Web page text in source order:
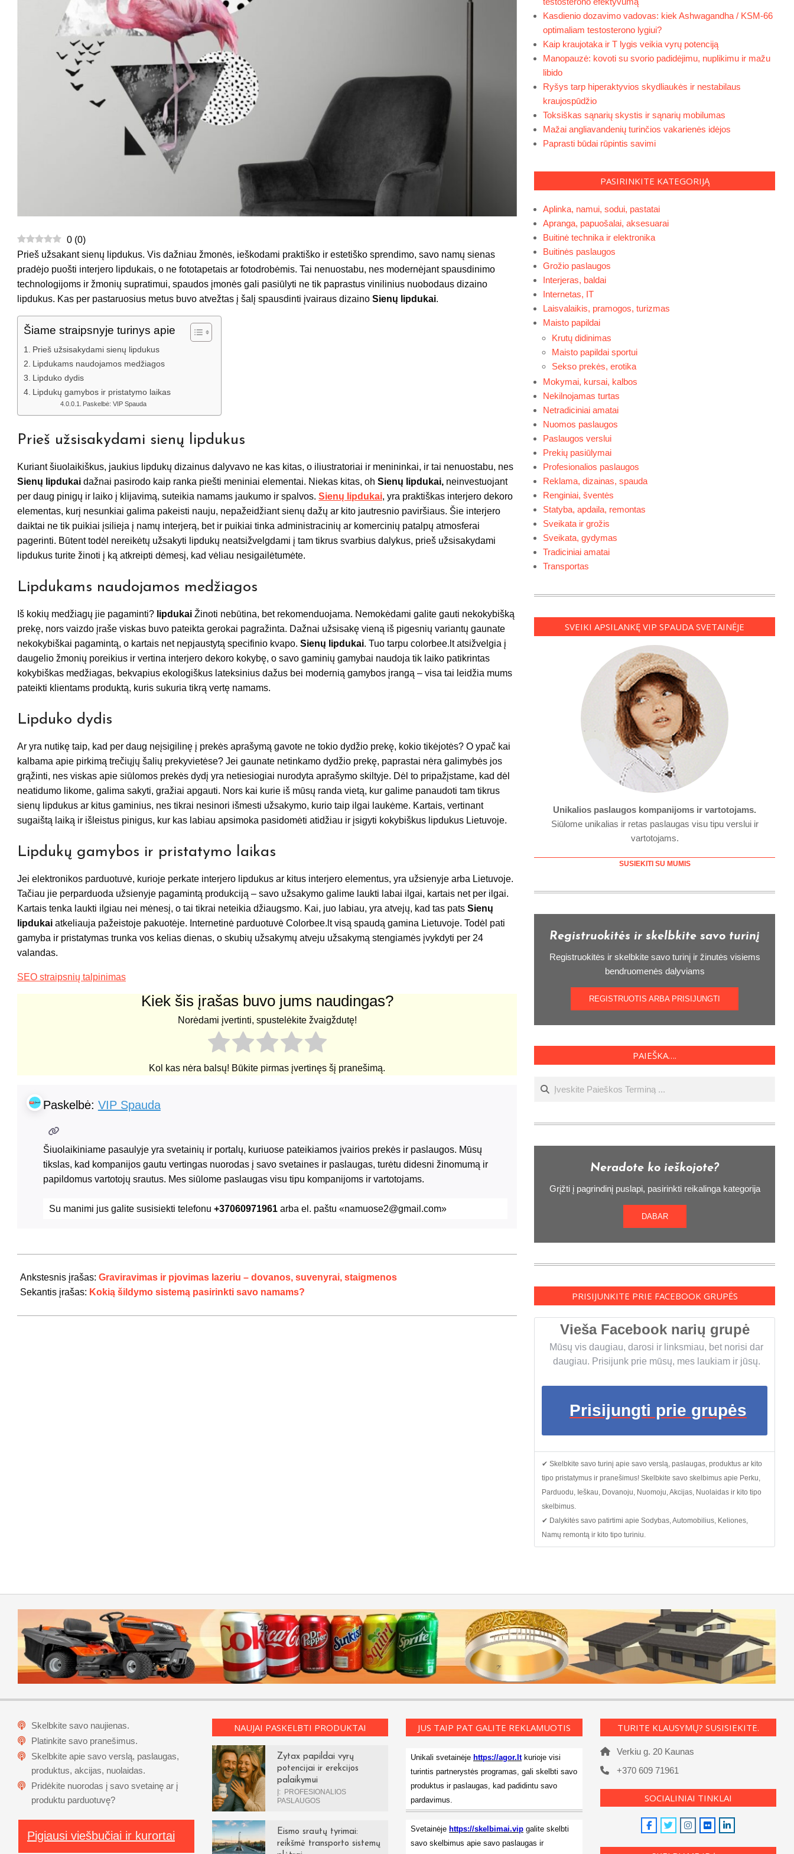
0 (0)
Prieš užsakant sienų lipdukus. Vis dažniau žmonės, ieškodami praktiško ir estetiško sprendimo, savo namų sienas
pradėjo puošti interjero lipdukais, o ne fototapetais ar fotodrobėmis. Tai nenuostabu, nes modernėjant spausdinimo
technologijoms ir žmonių supratimui, spaudos įmonės gali pasiūlyti ne tik paprastus vinilinius nuobodaus dizaino
lipdukus. Kas per pastaruosius metus buvo atvežtas į šalį spausdinti įvairaus dizaino Sienų lipdukai.
Šiame straipsnyje turinys apie
Prieš užsisakydami sienų lipdukus
Lipdukams naudojamos medžiagos
Lipduko dydis
Lipdukų gamybos ir pristatymo laikas
Paskelbė: VIP Spauda
Prieš užsisakydami sienų lipdukus
Kuriant šiuolaikiškus, jaukius lipdukų dizainus dalyvavo ne kas kitas, o iliustratoriai ir menininkai, ir tai nenuostabu, nes
Sienų lipdukai dažnai pasirodo kaip ranka piešti meniniai elementai. Niekas kitas, oh Sienų lipdukai, neinvestuojant
per daug pinigų ir laiko į klijavimą, suteikia namams jaukumo ir spalvos. Sienų lipdukai, yra praktiškas interjero dekoro
elementas, kurį nesunkiai galima pakeisti nauju, nepažeidžiant sienų dažų ar kito jautresnio paviršiaus. Šie interjero
daiktai ne tik puikiai įsilieja į namų interjerą, bet ir puikiai tinka administracinių ar komercinių patalpų atmosferai
pagerinti. Būtent todėl nereikėtų užsakyti lipdukų neatsižvelgdami į tam tikrus svarbius dalykus, prieš užsisakydami
lipdukus turite žinoti į ką atkreipti dėmesį, kad vėliau nesigailėtumėte.
Lipdukams naudojamos medžiagos
Iš kokių medžiagų jie pagaminti? lipdukai Žinoti nebūtina, bet rekomenduojama. Nemokėdami galite gauti nekokybišką
prekę, nors vaizdo įraše viskas buvo pateikta gerokai pagražinta. Dažnai užsisakę vieną iš pigesnių variantų gaunate
nekokybiškai pagamintą, o kartais net nepjaustytą specifinio kvapo. Sienų lipdukai. Tuo tarpu colorbee.lt atsižvelgia į
daugelio žmonių poreikius ir vertina interjero dekoro kokybę, o savo gaminių gamybai naudoja tik laiko patikrintas
kokybiškas medžiagas, bekvapius ekologiškus lateksinius dažus bei modernią gamybos įrangą – visa tai leidžia mums
pateikti klientams produktą, kuris sukuria tikrą vertę namams.
Lipduko dydis
Ar yra nutikę taip, kad per daug neįsigilinę į prekės aprašymą gavote ne tokio dydžio prekę, kokio tikėjotės? O ypač kai
kalbama apie pirkimą trečiųjų šalių prekyvietėse? Jei gaunate netinkamo dydžio prekę, paprastai nėra galimybės jos
grąžinti, nes viskas apie siūlomos prekės dydį yra netiesiogiai nurodyta aprašymo skiltyje. Dėl to pripažįstame, kad dėl
neatidumo likome, galima sakyti, gražiai apgauti. Nors kai kurie iš mūsų randa vietą, kur galime panaudoti tam tikrus
sienų lipdukus ar kitus gaminius, nes tikrai nesinori išmesti užsakymo, kurio taip ilgai laukėme. Kartais, vertinant
sugaištą laiką ir išleistus pinigus, kur kas labiau apsimoka pasidomėti atidžiau ir įsigyti kokybiškus lipdukus Lietuvoje.
Lipdukų gamybos ir pristatymo laikas
Jei elektronikos parduotuvė, kurioje perkate interjero lipdukus ar kitus interjero elementus, yra užsienyje arba Lietuvoje.
Tačiau jie perparduoda užsienyje pagamintą produkciją – savo užsakymo galime laukti labai ilgai, kartais net per ilgai.
Kartais tenka laukti ilgiau nei mėnesį, o tai tikrai neteikia džiaugsmo. Kai, juo labiau, yra atvejų, kad tas pats Sienų
lipdukai atkeliauja pažeistoje pakuotėje. Internetinė parduotuvė Colorbee.lt visą spaudą gamina Lietuvoje. Todėl pati
gamyba ir pristatymas trunka vos kelias dienas, o skubių užsakymų atveju užsakymą stengiamės įvykdyti per 24
valandas.
SEO straipsnių talpinimas
Kiek šis įrašas buvo jums naudingas?
Norėdami įvertinti, spustelėkite žvaigždutę!
Kol kas nėra balsų! Būkite pirmas įvertinęs šį pranešimą.
Paskelbė: VIP Spauda
Šiuolaikiniame pasaulyje yra svetainių ir portalų, kuriuose pateikiamos įvairios prekės ir paslaugos. Mūsų
tikslas, kad kompanijos gautu vertingas nuorodas į savo svetaines ir paslaugas, turėtu didesni žinomumą ir
papildomus vartotojų srautus. Mes siūlome paslaugas visu tipu kompanijoms ir vartotojams.
Su manimi jus galite susisiekti telefonu +37060971961arba el. paštu «namuose2@gmail.com»
07-
21
Ankstesnis įrašas: Graviravimas ir pjovimas lazeriu – dovanos, suvenyrai, staigmenos
Sekantis įrašas: Kokią šildymo sistemą pasirinkti savo namams?
Kasdienio dozavimo vadovas: kiek Ashwagandha / KSM-66
optimaliam testosterono lygiui?
Kaip kraujotaka ir T lygis veikia vyrų potenciją
Manopauzė: kovoti su svorio padidėjimu, nuplikimu ir mažu
libido
Ryšys tarp hiperaktyvios skydliaukės ir nestabilaus
kraujospūdžio
Toksiškas sąnarių skystis ir sąnarių mobilumas
Mažai angliavandenių turinčios vakarienės idėjos
Paprasti būdai rūpintis savimi
PASIRINKITE KATEGORIJĄ
Aplinka, namui, sodui, pastatai
Apranga, papuošalai, aksesuarai
Buitinė technika ir elektronika
Buitinės paslaugos
Grožio paslaugos
Interjeras, baldai
Internetas, IT
Laisvalaikis, pramogos, turizmas
Maisto papildai
Krutų didinimas
Maisto papildai sportui
Sekso prekės, erotika
Mokymai, kursai, kalbos
Nekilnojamas turtas
Netradiciniai amatai
Nuomos paslaugos
Paslaugos verslui
Prekių pasiūlymai
Profesionalios paslaugos
Reklama, dizainas, spauda
Renginiai, šventės
Statyba, apdaila, remontas
Sveikata ir grožis
Sveikata, gydymas
Tradiciniai amatai
Transportas
SVEIKI APSILANKĘ VIP SPAUDA SVETAINĖJE
Unikalios paslaugos kompanijoms ir vartotojams.
Siūlome unikalias ir retas paslaugas visu tipu verslui ir
vartotojams.
SUSIEKITI SU MUMIS
Registruokitės ir skelbkite savo turinį
Registruokitės ir skelbkite savo turinį ir žinutės visiems
bendruomenės dalyviams
REGISTRUOTIS ARBA PRISIJUNGTI
PAIEŠKA….
Ieškoti
Neradote ko ieškojote?
Grįžti į pagrindinį puslapi, pasirinkti reikalinga kategorija
DABAR
PRISIJUNKITE PRIE FACEBOOK GRUPĖS
Vieša Facebook narių grupė
Mūsų vis daugiau, darosi ir linksmiau, bet norisi dar
daugiau. Prisijunk prie mūsų, mes laukiam ir jūsų.
Prisijungti prie grupės
✔ Skelbkite savo turinį apie savo verslą, paslaugas, produktus ar kito
tipo pristatymus ir pranešimus! Skelbkite savo skelbimus apie Perku,
Parduodu, Ieškau, Dovanoju, Nuomoju, Akcijas, Nuolaidas ir kito tipo
skelbimus.
✔ Dalykitės savo patirtimi apie Sodybas, Automobilius, Keliones,
Namų remontą ir kito tipo turiniu.
Skelbkite savo naujienas.
Platinkite savo pranešimus.
Skelbkite apie savo verslą, paslaugas,
produktus, akcijas, nuolaidas.
Pridėkite nuorodas į savo svetainę ar į
produktu parduotuvę?
Pigiausi viešbučiai ir kurortai
NAUJAI PASKELBTI PRODUKTAI
Zytax papildai vyrų
potencijai ir erekcijos
palaikymui
Į:
PROFESIONALIOS
PASLAUGOS
Eismo srautų tyrimai:
reikšmė transporto sistemų
JUS TAIP PAT GALITE REKLAMUOTIS
Unikali svetainėje https://agor.ltkurioje visi
turintis partnerystės programas, gali skelbti savo
produktus ir paslaugas, kad padidintu savo
pardavimus.
Svetainėje https://skelbimai.vip galite skelbti
savo skelbimus apie savo paslaugas ir
TURITE KLAUSYMŲ? SUSISIEKITE.
Verkiu g. 20 Kaunas
+370 609 71961
SOCIALINIAI TINKLAI